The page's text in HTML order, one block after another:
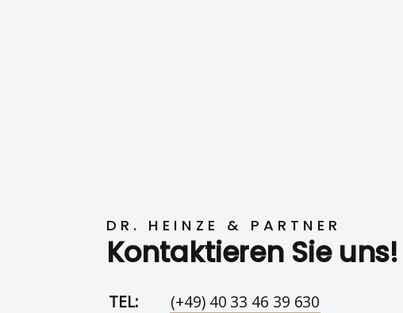
DR. HEINZE & PARTNER
Kontaktieren Sie uns!
TEL:
(+49) 40 33 46 39 630